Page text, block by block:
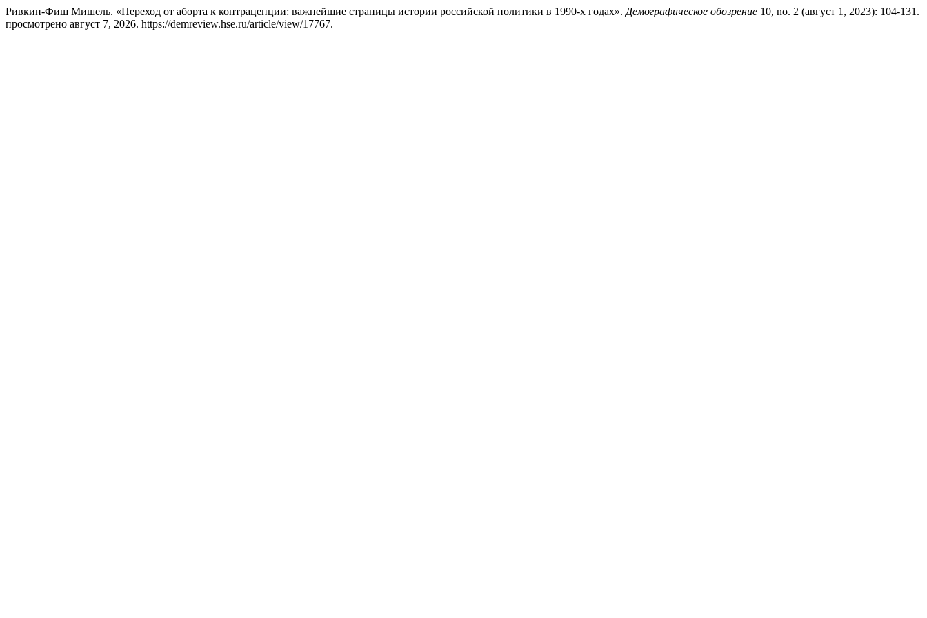
Ривкин-Фиш Мишель. «Переход от аборта к контрацепции: важнейшие страницы истории российской политики в 1990-х годах». Демографическое обозрение 10, no. 2 (август 1, 2023): 104-131.
просмотрено август 7, 2026. https://demreview.hse.ru/article/view/17767.